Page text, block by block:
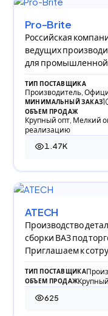
Pro-Brite
Российская
ведущих
для промышленной
ТИП ПОСТАВЩИКА
Производитель,
МИНИМАЛЬНЫЙ ЗАКАЗ
ОБЪЕМ ПРОДАЖ
Крупный опт, Мелкий
реализацию
1.47K
1 465 просмотров
ATECH
Производство
сборки ВАЗ под
Приглашаем к
ТИП ПОСТАВЩИКА
ОБЪЕМ ПРОДАЖ
625
625 просмотров